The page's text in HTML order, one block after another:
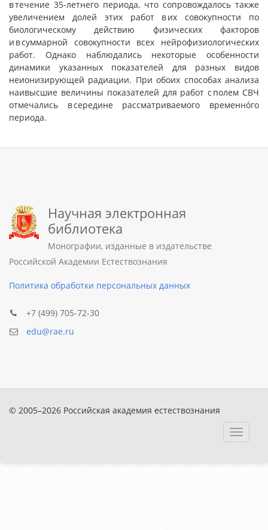
в течение 35-летнего периода, что сопровождалось также
увеличением долей этих работ в их совокупности по
биологическому действию физических факторов
и в суммарной совокупности всех нейрофизиологических
работ. Однако наблюдались некоторые особенности
динамики указанных показателей для разных видов
неионизирующей радиации. При обоих способах анализа
наивысшие величины показателей для работ с полем СВЧ
отмечались в середине рассматриваемого временнóго
периода.
Научная электронная
библиотека
Монографии, изданные в издательстве
Российской Академии Естествознания
Политика обработки персональных данных
+7 (499) 705-72-30
edu@rae.ru
© 2005–2026 Российская академия естествознания
Toggle